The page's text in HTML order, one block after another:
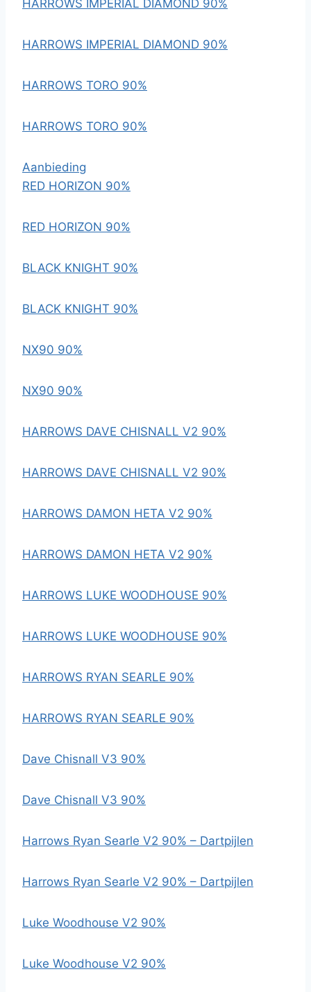
HARROWS IMPERIAL DIAMOND 90%
HARROWS IMPERIAL DIAMOND 90%
HARROWS TORO 90%
HARROWS TORO 90%
Aanbieding
RED HORIZON 90%
RED HORIZON 90%
BLACK KNIGHT 90%
BLACK KNIGHT 90%
NX90 90%
NX90 90%
HARROWS DAVE CHISNALL V2 90%
HARROWS DAVE CHISNALL V2 90%
HARROWS DAMON HETA V2 90%
HARROWS DAMON HETA V2 90%
HARROWS LUKE WOODHOUSE 90%
HARROWS LUKE WOODHOUSE 90%
HARROWS RYAN SEARLE 90%
HARROWS RYAN SEARLE 90%
Dave Chisnall V3 90%
Dave Chisnall V3 90%
Harrows Ryan Searle V2 90% – Dartpijlen
Harrows Ryan Searle V2 90% – Dartpijlen
Luke Woodhouse V2 90%
Luke Woodhouse V2 90%